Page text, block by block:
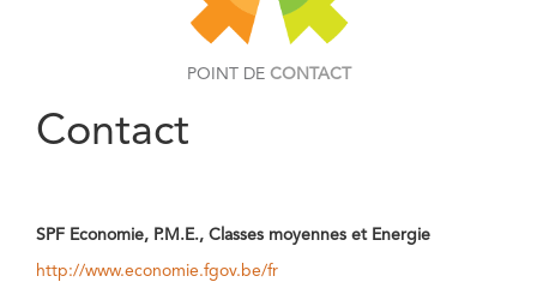
POINT DE CONTACT
Contact
SPF Economie, P.M.E., Classes moyennes et Energie
http://www.economie.fgov.be/fr